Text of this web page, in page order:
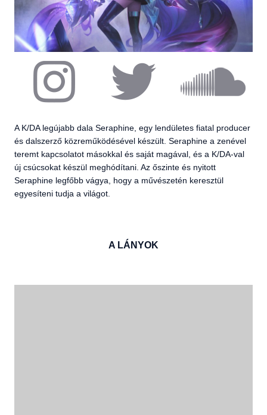
A K/DA legújabb dala Seraphine, egy lendületes fiatal producer
és dalszerző közreműködésével készült. Seraphine a zenével
teremt kapcsolatot másokkal és saját magával, és a K/DA-val
új csúcsokat készül meghódítani. Az őszinte és nyitott
Seraphine legfőbb vágya, hogy a művészetén keresztül
egyesíteni tudja a világot.
A LÁNYOK